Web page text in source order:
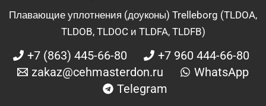
Плавающие уплотнения (доуконы) Trelleborg (TLDOA,
TLDOB, TLDOC и TLDFA, TLDFB)
+7 (863) 445-66-80
+7 960 444-66-80
zakaz@cehmasterdon.ru
WhatsApp
Telegram